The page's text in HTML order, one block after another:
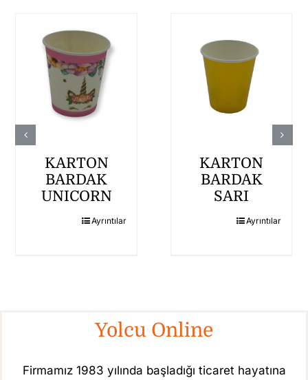
KARTON
BARDAK
UNICORN
Ayrıntılar
KARTON
BARDAK
SARI
Ayrıntılar
Yolcu Online
Firmamız 1983 yılında başladığı ticaret hayatına